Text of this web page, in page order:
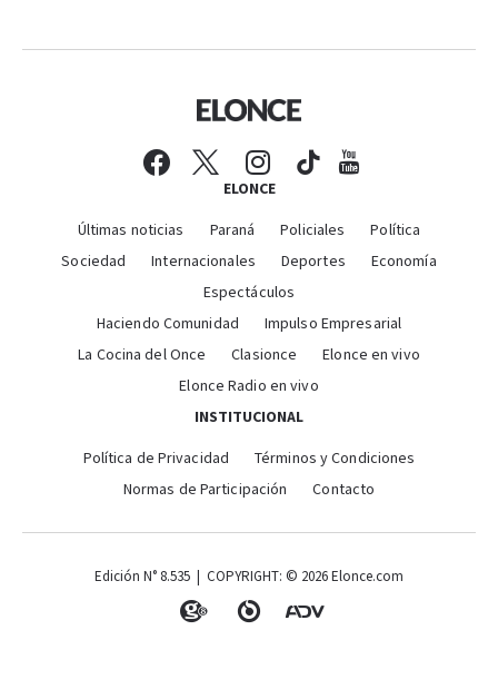
ELONCE
Últimas noticias Paraná Policiales
Política
Sociedad
Internacionales Deportes
Economía
Espectáculos
Haciendo Comunidad
Impulso Empresarial
La Cocina del Once
Clasionce
Elonce en vivo
Elonce Radio en vivo
INSTITUCIONAL
Política de Privacidad
Términos y Condiciones
Normas de Participación
Contacto
Edición N° 8.535 | COPYRIGHT: © 2026 Elonce.com